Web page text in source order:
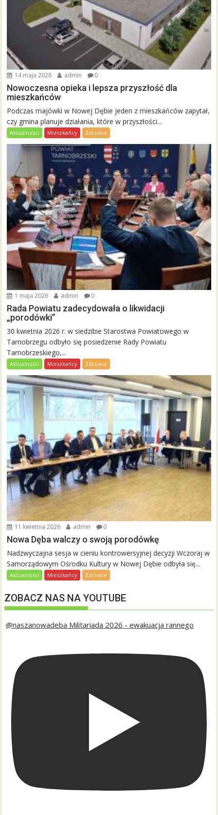
14 maja 2026 admin 0
Nowoczesna opieka i lepsza przyszłość dla
mieszkańców
Podczas majówki w Nowej Dębie jeden z mieszkańców zapytał,
czy gmina planuje działania, które w przyszłości...
Aktualności Mieszkańcy Zdrowie
1 maja 2026 admin 0
Rada Powiatu zadecydowała o likwidacji
„porodówki”
30 kwietnia 2026 r. w siedzibie Starostwa Powiatowego w
Tarnobrzegu odbyło się posiedzenie Rady Powiatu
Tarnobrzeskiego,...
Aktualności Mieszkańcy Zdrowie
11 kwietnia 2026 admin 0
Nowa Dęba walczy o swoją porodówkę
Nadzwyczajna sesja w cieniu kontrowersyjnej decyzji Wczoraj w
Samorządowym Ośrodku Kultury w Nowej Dębie odbyła się...
Aktualności Mieszkańcy Zdrowie
ZOBACZ NAS NA YOUTUBE
@naszanowadeba Militariada 2026 - ewakuacja rannego